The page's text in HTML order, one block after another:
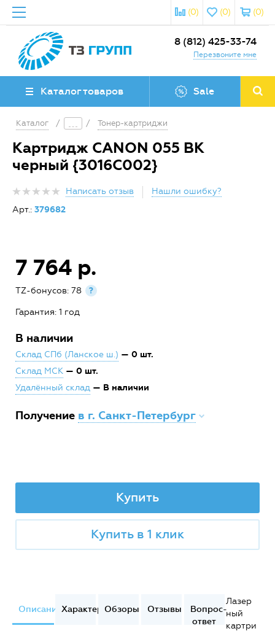
(0)
(0)
(0)
8 (812) 425-33-74
Перезвоните мне
Каталог товаров Sale
Каталог / / Тонер-картриджи
Картридж CANON 055 BK
черный {3016C002}
Написать отзыв
Нашли ошибку?
Арт.: 379682
7 764 р.
TZ-бонусов: 78 ?
Гарантия: 1 год
В наличии
Склад СПб (Ланское ш.) — 0 шт.
Склад МСК — 0 шт.
Удалённый склад — В наличии
Получение в г. Санкт-Петербург
Купить
Купить в 1 клик
ОписаниеХарактеристики
Обзоры Отзывы
Вопрос-
ответ
Лазер
ный
картри